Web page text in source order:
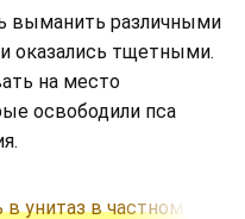
выманить различными
оказались тщетными.
на место
освободили пса
в унитаз в частном